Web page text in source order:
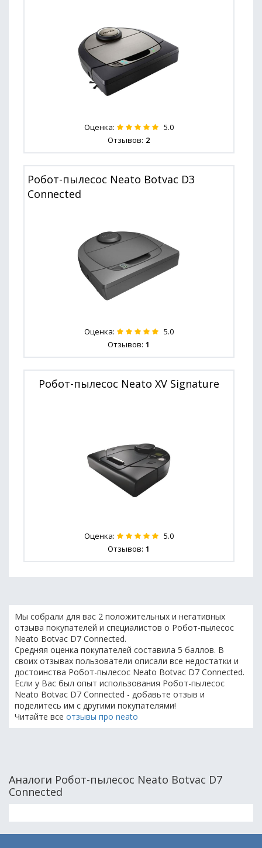
Оценка: 5.0
Отзывов: 2
Робот-пылесос Neato Botvac D3
Connected
Оценка: 5.0
Отзывов: 1
Робот-пылесос Neato XV Signature
Оценка: 5.0
Отзывов: 1
Мы собрали для вас 2 положительных и негативных
отзыва покупателей и специалистов о Робот-пылесос
Neato Botvac D7 Connected.
Средняя оценка покупателей составила 5 баллов. В
своих отзывах пользователи описали все недостатки и
достоинства Робот-пылесос Neato Botvac D7 Connected.
Если у Вас был опыт использования Робот-пылесос
Neato Botvac D7 Connected - добавьте отзыв и
поделитесь им с другими покупателями!
Читайте все отзывы про neato
Аналоги Робот-пылесос Neato Botvac D7
Connected